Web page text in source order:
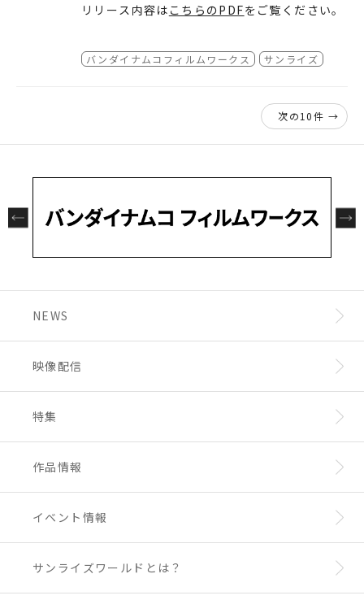
リリース内容は こちらのPDFをご覧ください。
バンダイナムコフィルムワークス サンライズ
次の10件 →
NEWS
映像配信
特集
作品情報
イベント情報
サンライズワールドとは？